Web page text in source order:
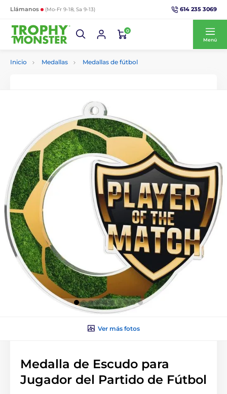
Llámanos (Mo-Fr 9-18, Sa 9-13) 614 235 3069
0
Menú
Inicio Medallas Medallas de fútbol
Ver más fotos
Medalla de Escudo para
Jugador del Partido de Fútbol